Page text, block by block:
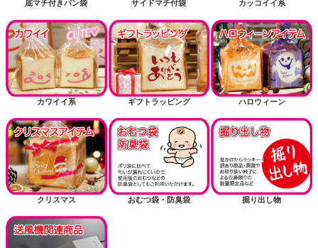
底マチ付きパン袋 サイドマチ付袋 カッコイイ系
カワイイ系 ギフトラッピング ハロウィーン
クリスマス おむつ袋・防臭袋 掘り出し物